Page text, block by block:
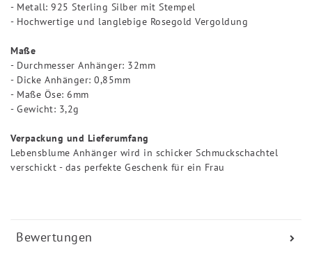
Bewertungen
- Metall: 925 Sterling Silber mit Stempel
- Hochwertige und langlebige Rosegold Vergoldung
Maße
- Durchmesser Anhänger: 32mm
- Dicke Anhänger: 0,85mm
- Maße Öse: 6mm
- Gewicht: 3,2g
Verpackung und Lieferumfang
Lebensblume Anhänger wird in schicker Schmuckschachtel
verschickt - das perfekte Geschenk für ein Frau